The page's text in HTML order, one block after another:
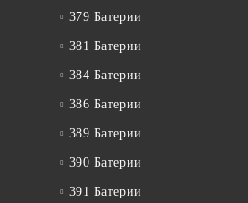
379 Батерии
381 Батерии
384 Батерии
386 Батерии
389 Батерии
390 Батерии
391 Батерии